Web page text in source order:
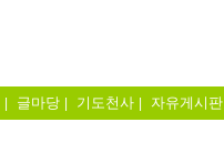
글마당 기도천사 자유게시판